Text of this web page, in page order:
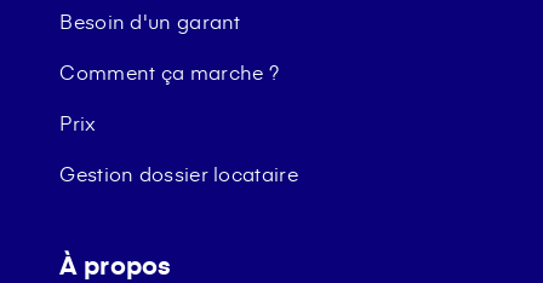
Besoin d'un garant
Comment ça marche ?
Prix
Gestion dossier locataire
À propos